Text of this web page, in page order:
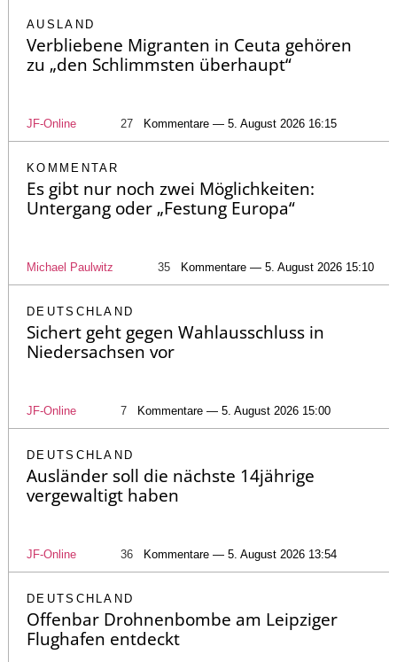
AUSLAND
Verbliebene Migranten in Ceuta gehören
zu „den Schlimmsten überhaupt“
JF-Online 27 Kommentare — 5. August 2026 16:15
KOMMENTAR
Es gibt nur noch zwei Möglichkeiten:
Untergang oder „Festung Europa“
Michael Paulwitz 35 Kommentare — 5. August 2026 15:10
DEUTSCHLAND
Sichert geht gegen Wahlausschluss in
Niedersachsen vor
JF-Online 7 Kommentare — 5. August 2026 15:00
DEUTSCHLAND
Ausländer soll die nächste 14jährige
vergewaltigt haben
JF-Online 36 Kommentare — 5. August 2026 13:54
DEUTSCHLAND
Offenbar Drohnenbombe am Leipziger
Flughafen entdeckt